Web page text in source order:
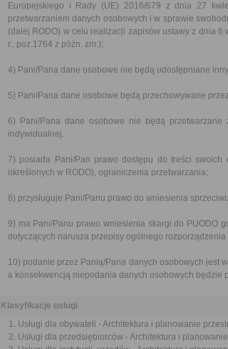
Europejskiego i Rady (UE) 2016/679 z dnia 27
przetwarzaniem danych osobowych i w sprawie
(dalej RODO) w celu realizacji zapisów ustawy z dnia
r., poz.1764 z późn. zm.);
4) Pani/Pana dane osobowe nie będą udostępniane
5) Pani/Pana dane osobowe będą przechowywane
6) Pani/Pana dane osobowe nie będą
indywidualnej.
7) posiada Pani/Pan prawo dostępu do treści
określonych w RODO), ograniczenia przetwarzania;
8) przysługuje Pani/Panu prawo do wniesienia
9) ma Pani/Panu prawo wniesienia skargi do PUODO
dotyczących narusza przepisy ogólnego
10) podanie przez Panią/Pana danych osobowych jest
a konsekwencją niepodania danych osobowych będzie
Klasyfikacje usługi
Usługi dla obywateli - Architektura i planowanie
Usługi dla przedsiębiorców - Architektura i